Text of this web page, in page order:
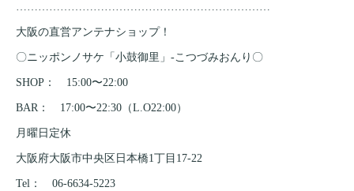
……………………………………………………………
大阪の直営アンテナショップ！
〇ニッポンノサケ「小鼓御里」-こつづみおんり〇
SHOP： 15:00〜22:00
BAR： 17:00〜22:30（L.O22:00）
月曜日定休
大阪府大阪市中央区日本橋1丁目17-22
Tel： 06-6634-5223